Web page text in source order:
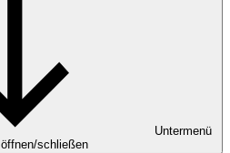
Untermenü
öffnen/schließen